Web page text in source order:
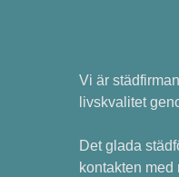
Vi är
livskvalitet
Det glada
kontakten med